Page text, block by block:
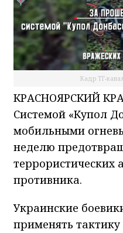
Кадр ТГ-
КРАСНОЯРСКИЙ
Системой «Купол
мобильными
неделю
террористических
противника.
Украинские
применять